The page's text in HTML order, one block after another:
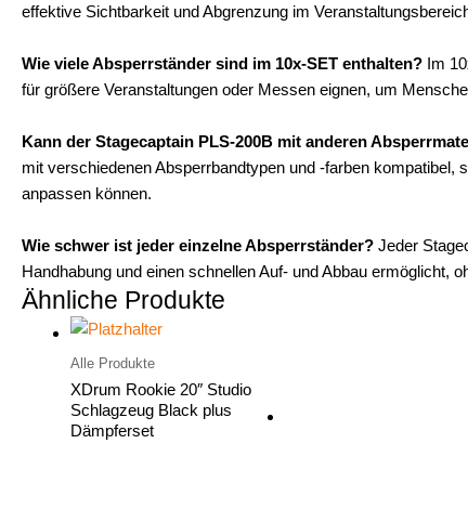
effektive Sichtbarkeit und Abgrenzung im
Wie viele Absperrständer sind im 10x-SET enthalten? Im
für größere Veranstaltungen oder Messen eignen, um
Kann der Stagecaptain PLS-200B mit anderen
mit verschiedenen Absperrbandtypen und -farben
anpassen können.
Wie schwer ist jeder einzelne Absperrständer? Jeder
Handhabung und einen schnellen Auf- und Abbau ermöglicht,
Ähnliche Produkte
Alle Produkte
XDrum Rookie 20″ Studio
Schlagzeug Black plus
Dämpferset